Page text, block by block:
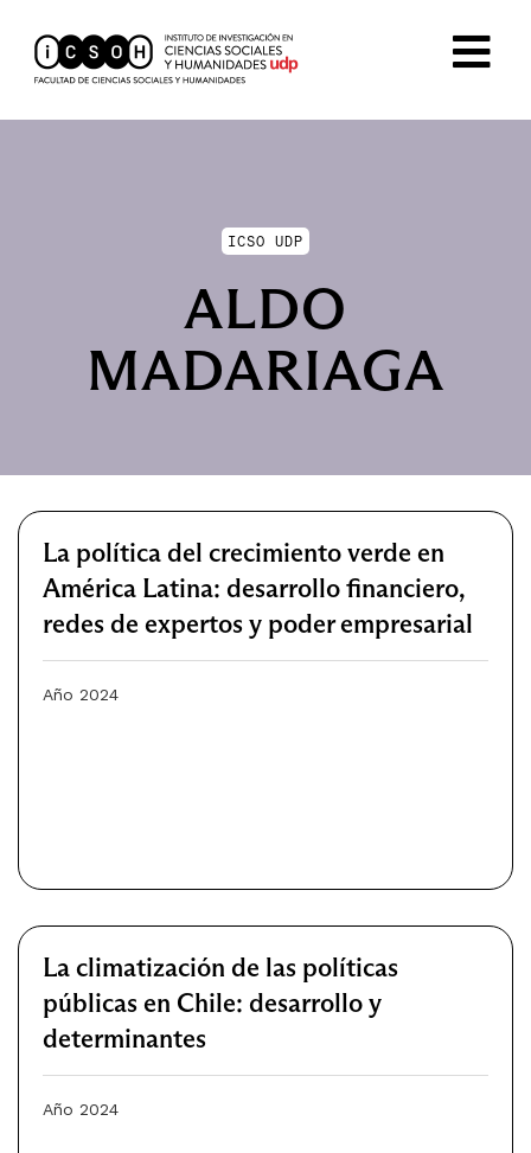
ICSO UDP
ALDO
MADARIAGA
La política del crecimiento verde en
América Latina: desarrollo financiero,
redes de expertos y poder empresarial
Año 2024
La climatización de las políticas
públicas en Chile: desarrollo y
determinantes
Año 2024